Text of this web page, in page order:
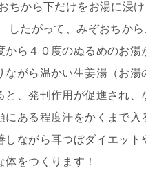
ちから下だけをお湯に浸
したがって、みぞおちか
から４０度のぬるめのお湯
ながら温かい生姜湯（お
と、発刊作用が促進され、
にある程度汗をかくまで
しながら耳つぼダイエッ
体をつくります！